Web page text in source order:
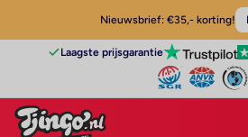
Nieuwsbrief: €35,- korting!
Laagste prijsgarantie